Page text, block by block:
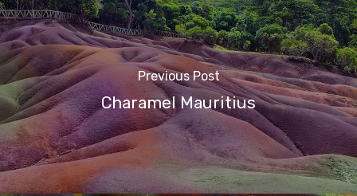
Previous Post
Charamel Mauritius